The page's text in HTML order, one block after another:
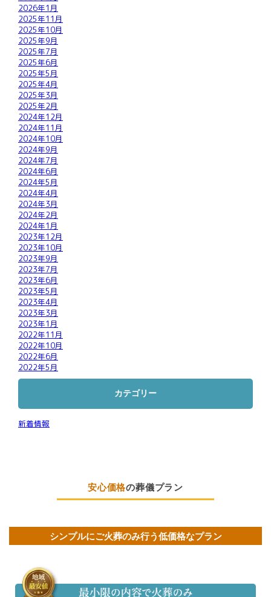
2026年1月
2025年11月
2025年10月
2025年9月
2025年7月
2025年6月
2025年5月
2025年4月
2025年3月
2025年2月
2024年12月
2024年11月
2024年10月
2024年9月
2024年7月
2024年6月
2024年5月
2024年4月
2024年3月
2024年2月
2024年1月
2023年12月
2023年10月
2023年9月
2023年7月
2023年6月
2023年5月
2023年4月
2023年3月
2023年1月
2022年11月
2022年10月
2022年6月
2022年5月
カテゴリー
新着情報
安心価格の葬儀プラン
シンプルにご火葬のみ行う低価格なプラン